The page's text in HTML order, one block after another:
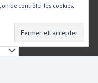
de contrôler les cookies,